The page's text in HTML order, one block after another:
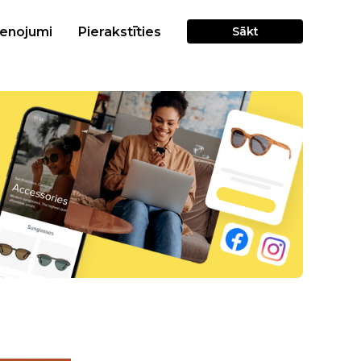
Pierakstīties Sākt